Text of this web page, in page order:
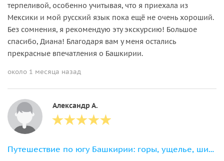
терпеливой, особенно учитывая, что я приехала из
Мексики и мой русский язык пока ещё не очень хороший.
Без сомнения, я рекомендую эту экскурсию! Большое
спасибо, Диана! Благодаря вам у меня остались
прекрасные впечатления о Башкирии.
около 1 месяца назад
Александр А.
Путешествие по югу Башкирии: горы, ущелье, шиханы